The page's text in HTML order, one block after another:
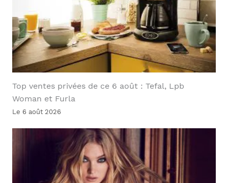
Top ventes privées de ce 6 août : Tefal, Lpb
Woman et Furla
Le 6 août 2026